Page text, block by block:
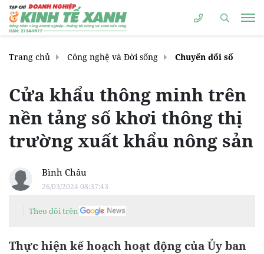
Trang chủ Công nghệ và Đời sống Chuyển đổi số
Cửa khẩu thông minh trên
nền tảng số khơi thông thị
trường xuất khẩu nông sản
Bình Châu
26/03/2024 08:37:43
Theo dõi trên
Thực hiện kế hoạch hoạt động của Ủy ban